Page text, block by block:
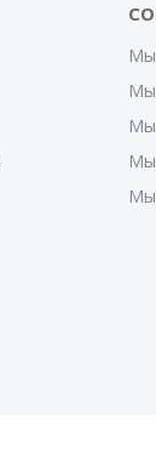
Мы
Мы
Мы
Мы
Мы